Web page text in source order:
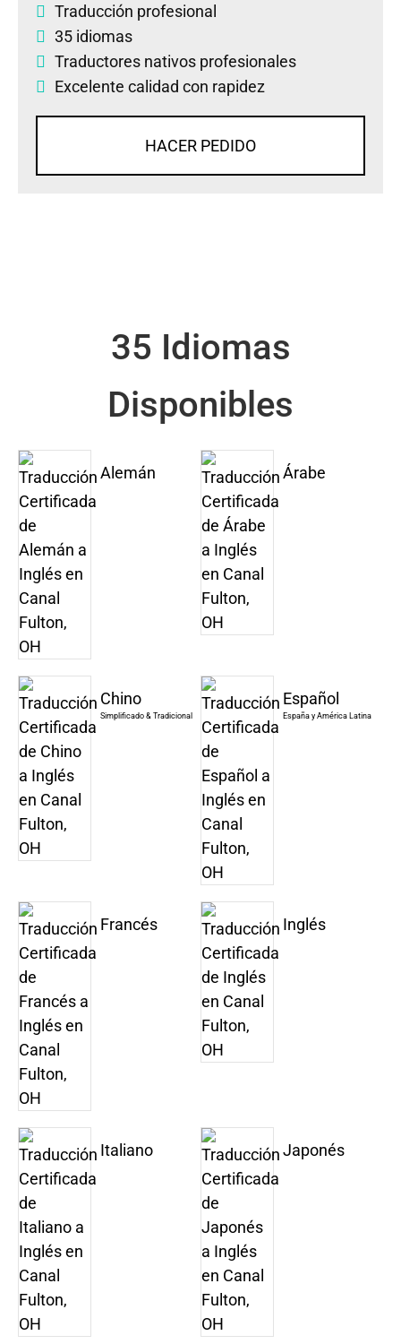
Traducción profesional
35 idiomas
Traductores nativos profesionales
Excelente calidad con rapidez
HACER PEDIDO
35 Idiomas
Disponibles
Alemán Árabe
Chino
Simplificado & Tradicional
Español
España y América Latina
Francés Inglés
Italiano Japonés